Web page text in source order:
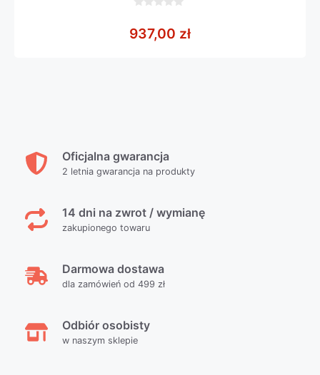
5
937,00 zł
Oficjalna gwarancja
2 letnia gwarancja na produkty
14 dni na zwrot / wymianę
zakupionego towaru
Darmowa dostawa
dla zamówień od 499 zł
Odbiór osobisty
w naszym sklepie